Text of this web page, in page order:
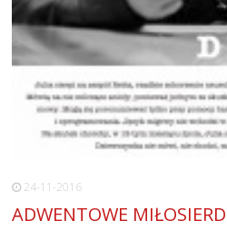
24-11-2016
ADWENTOWE